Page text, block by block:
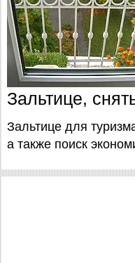
Зальтице,
Зальтице для
а также поиск